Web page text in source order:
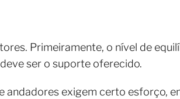
Primeiramente, o nível de
ser o suporte oferecido.
andadores exigem certo esforço,